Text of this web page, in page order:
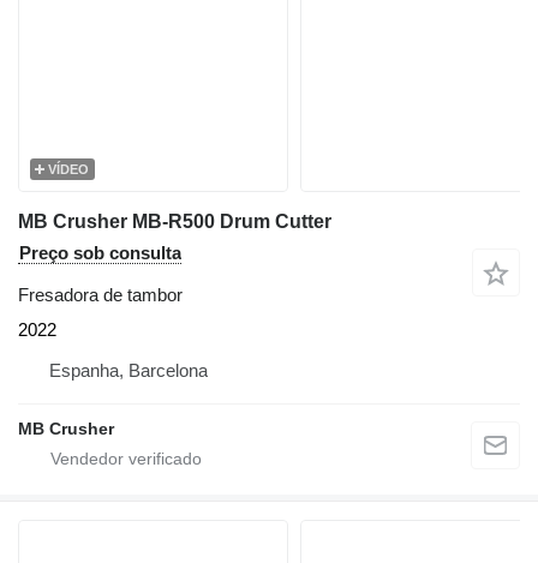
VÍDEO
MB Crusher MB-R500 Drum Cutter
Preço sob consulta
Fresadora de tambor
2022
Espanha, Barcelona
MB Crusher